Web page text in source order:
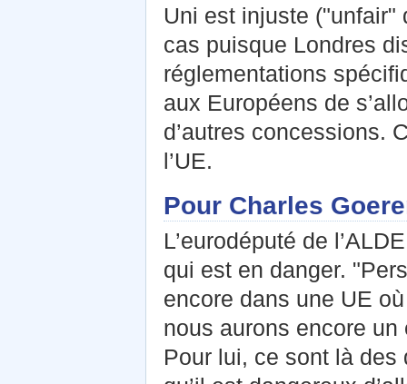
Uni est injuste ("unfair"
cas puisque Londres
réglementations
aux Européens de
d’autres concessions.
l’UE.
Pour Charles
L’eurodéputé de
qui est en danger.
encore dans une UE
nous aurons encore
Pour lui, ce sont là des